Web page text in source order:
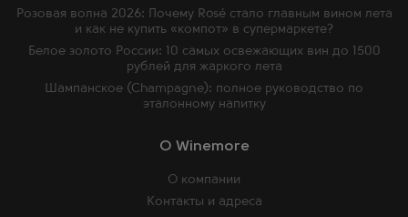
O Winemore
О компании
Контакты и адреса
Розовая волна 2026: Почему Rosé стало главным вином лета
и как не купить «компот» в супермаркете?
Белое золото России: 10 самых освежающих вин до 1500
рублей для жаркого лета
Шампанское (Champagne): полное руководство по
эталонному напитку